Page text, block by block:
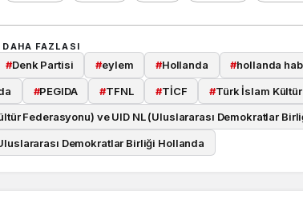
FAZLASI
#Denk Partisi #eylem #Hollanda #hollanda
#PEGIDA #TFNL #TİCF #Türk İslam
Federasyonu) ve UID NL (Uluslararası Demokratlar
Demokratlar Birliği Hollanda